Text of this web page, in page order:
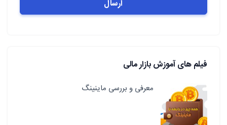
فیلم های آموزش بازار مالی
معرفی و بررسی ماینینگ